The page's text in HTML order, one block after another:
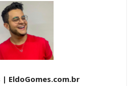
EldoGomes.com.br